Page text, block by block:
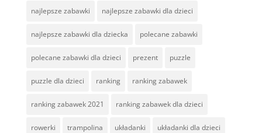
najlepsze zabawki najlepsze zabawki dla dzieci
najlepsze zabawki dla dziecka polecane zabawki
polecane zabawki dla dzieci prezent puzzle
puzzle dla dzieci ranking ranking zabawek
ranking zabawek 2021 ranking zabawek dla dzieci
rowerki trampolina układanki układanki dla dzieci